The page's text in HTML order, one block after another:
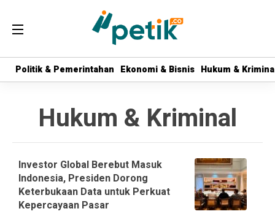
Politik & Pemerintahan Ekonomi & Bisnis Hukum &
Politik & Pemerintahan Ekonomi & Bisnis Hukum &
Hukum & Kriminal
Investor Global Berebut Masuk
Indonesia, Presiden Dorong
Keterbukaan Data untuk Perkuat
Kepercayaan Pasar